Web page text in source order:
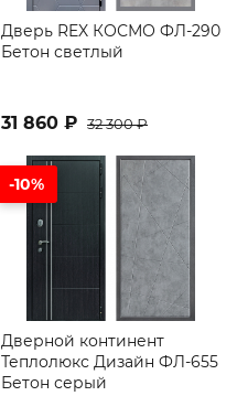
Дверь REX КОСМО ФЛ-290
Бетон светлый
31 860 ₽ 32 300 ₽
-10%
Дверной континент
Теплолюкс Дизайн ФЛ-655
Бетон серый